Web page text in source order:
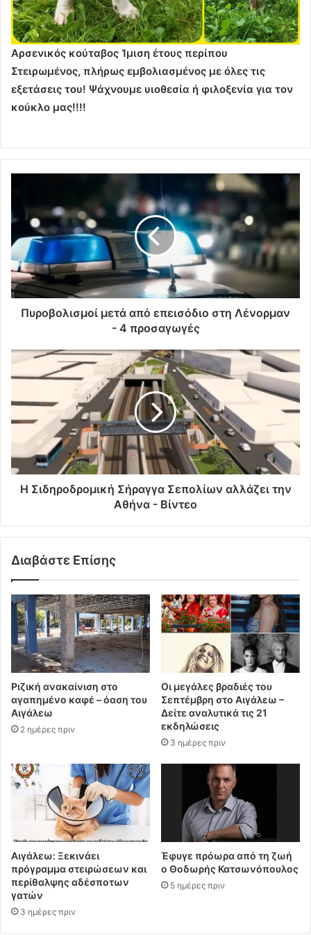
Αρσενικός κούταβος 1μιση έτους περίπου
Στειρωμένος, πλήρως εμβολιασμένος με όλες τις
εξετάσεις του! Ψάχνουμε υιοθεσία ή φιλοξενία για τον
κούκλο μας!!!!
Πυροβολισμοί μετά από επεισόδιο στη Λένορμαν
- 4 προσαγωγές
Η Σιδηροδρομική Σήραγγα Σεπολίων αλλάζει την
Αθήνα - Βίντεο
Διαβάστε Επίσης
Ριζική ανακαίνιση στο
αγαπημένο καφέ – όαση του
Αιγάλεω
2 ημέρες πριν
Οι μεγάλες βραδιές του
Σεπτέμβρη στο Αιγάλεω –
Δείτε αναλυτικά τις 21
εκδηλώσεις
3 ημέρες πριν
Αιγάλεω: Ξεκινάει
πρόγραμμα στειρώσεων και
περίθαλψης αδέσποτων
γατών
3 ημέρες πριν
Έφυγε πρόωρα από τη ζωή
ο Θοδωρής Κατσωνόπουλος
5 ημέρες πριν